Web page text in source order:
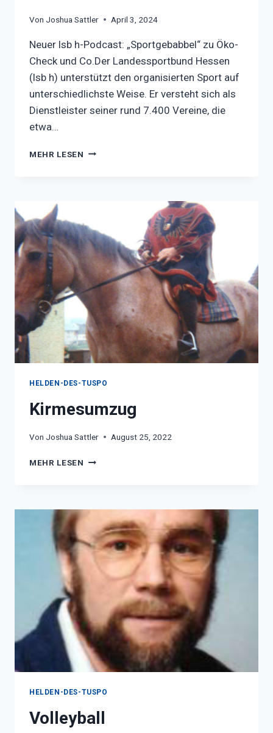
Von Joshua Sattler April 3, 2024
Neuer lsb h-Podcast: „Sportgebabbel“ zu Öko-
Check und Co.Der Landessportbund Hessen
(lsb h) unterstützt den organisierten Sport auf
unterschiedlichste Weise. Er versteht sich als
Dienstleister seiner rund 7.400 Vereine, die
etwa…
MEHR LESEN NEUER
ÖKO-
CHECK
UND
CO.
HELDEN-DES-TUSPO
Kirmesumzug
Von Joshua Sattler August 25, 2022
MEHR LESEN KIRMESUMZUG
HELDEN-DES-TUSPO
Volleyball